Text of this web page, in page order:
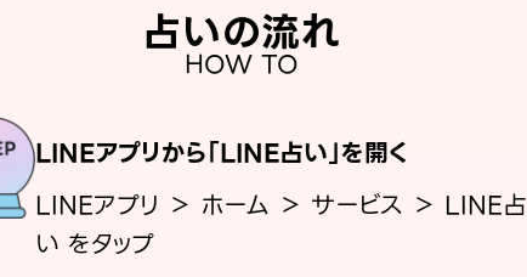
占いの流れ
HOW TO
LINEアプリから「LINE占い」を開く
LINEアプリ ＞ ホーム ＞ サービス ＞ LINE占
い をタップ